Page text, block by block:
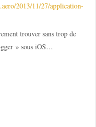
2013/11/27/application-
trouver sans trop de
» sous iOS…